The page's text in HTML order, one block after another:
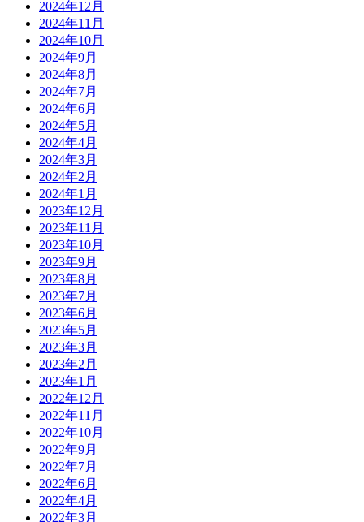
2024年12月
2024年11月
2024年10月
2024年9月
2024年8月
2024年7月
2024年6月
2024年5月
2024年4月
2024年3月
2024年2月
2024年1月
2023年12月
2023年11月
2023年10月
2023年9月
2023年8月
2023年7月
2023年6月
2023年5月
2023年3月
2023年2月
2023年1月
2022年12月
2022年11月
2022年10月
2022年9月
2022年7月
2022年6月
2022年4月
2022年3月